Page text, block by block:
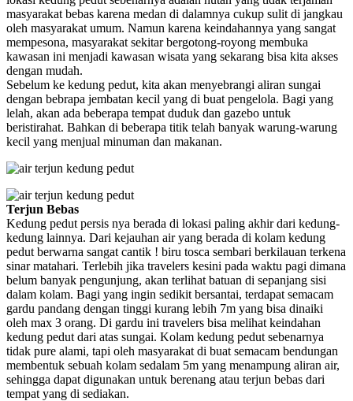
masyarakat bebas karena medan di dalamnya cukup sulit di jangkau
oleh masyarakat umum. Namun karena keindahannya yang sangat
mempesona, masyarakat sekitar bergotong-royong membuka
kawasan ini menjadi kawasan wisata yang sekarang bisa kita akses
dengan mudah.
Sebelum ke kedung pedut, kita akan menyebrangi aliran sungai
dengan bebrapa jembatan kecil yang di buat pengelola. Bagi yang
lelah, akan ada beberapa tempat duduk dan gazebo untuk
beristirahat. Bahkan di beberapa titik telah banyak warung-warung
kecil yang menjual minuman dan makanan.
Terjun Bebas
Kedung pedut persis nya berada di lokasi paling akhir dari kedung-
kedung lainnya. Dari kejauhan air yang berada di kolam kedung
pedut berwarna sangat cantik ! biru tosca sembari berkilauan terkena
sinar matahari. Terlebih jika travelers kesini pada waktu pagi dimana
belum banyak pengunjung, akan terlihat batuan di sepanjang sisi
dalam kolam. Bagi yang ingin sedikit bersantai, terdapat semacam
gardu pandang dengan tinggi kurang lebih 7m yang bisa dinaiki
oleh max 3 orang. Di gardu ini travelers bisa melihat keindahan
kedung pedut dari atas sungai. Kolam kedung pedut sebenarnya
tidak pure alami, tapi oleh masyarakat di buat semacam bendungan
membentuk sebuah kolam sedalam 5m yang menampung aliran air,
sehingga dapat digunakan untuk berenang atau terjun bebas dari
tempat yang di sediakan.